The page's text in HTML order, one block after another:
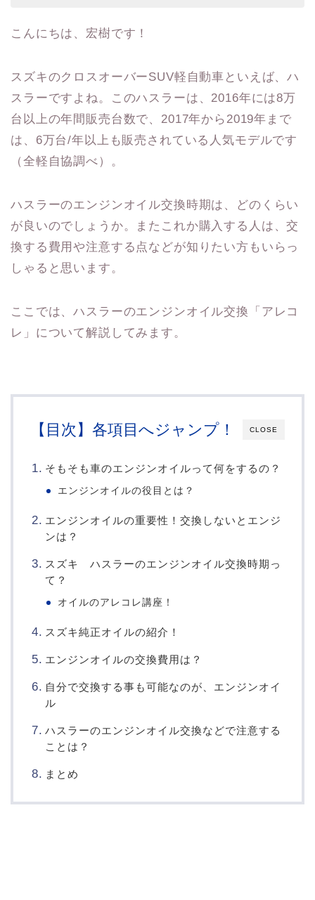
こんにちは、宏樹です！
スズキのクロスオーバーSUV軽自動車といえば、ハ
スラーですよね。このハスラーは、2016年には8万
台以上の年間販売台数で、2017年から2019年まで
は、6万台/年以上も販売されている人気モデルです
（全軽自協調べ）。
ハスラーのエンジンオイル交換時期は、どのくらい
が良いのでしょうか。またこれか購入する人は、交
換する費用や注意する点などが知りたい方もいらっ
しゃると思います。
ここでは、ハスラーのエンジンオイル交換「アレコ
レ」について解説してみます。
CLOSE
【目次】各項目へジャンプ！
そもそも車のエンジンオイルって何をするの？
エンジンオイルの役目とは？
エンジンオイルの重要性！交換しないとエンジ
ンは？
スズキ ハスラーのエンジンオイル交換時期っ
て？
オイルのアレコレ講座！
スズキ純正オイルの紹介！
エンジンオイルの交換費用は？
自分で交換する事も可能なのが、エンジンオイ
ル
ハスラーのエンジンオイル交換などで注意する
ことは？
まとめ